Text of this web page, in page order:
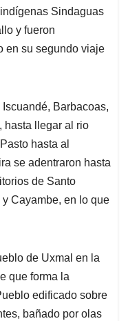
Sindaguas
y fueron
en su segundo viaje
Barbacoas,
hasta llegar al rio
hasta al
se adentraron hasta
de Santo
Cayambe, en lo que
de Uxmal en la
que forma la
edificado sobre
bañado por olas